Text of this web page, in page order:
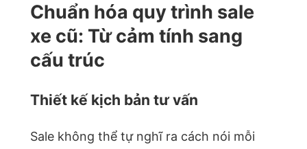
Chuẩn hóa quy trình sale
xe cũ: Từ cảm tính sang
cấu trúc
Thiết kế kịch bản tư vấn
Sale không thể tự nghĩ ra cách nói mỗi